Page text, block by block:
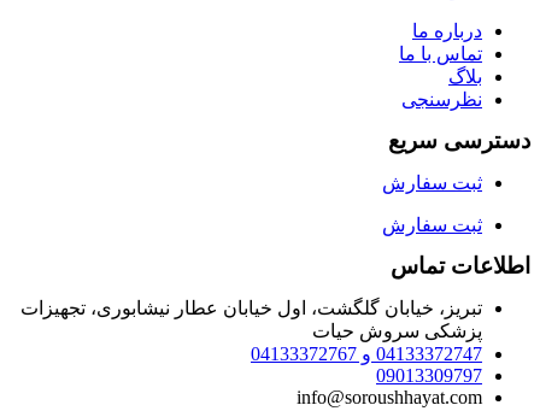
درباره ما
تماس با ما
بلاگ
نظرسنجی
دسترسی سریع
ثبت سفارش
ثبت سفارش
اطلاعات تماس
تبریز، خیابان گلگشت، اول خیابان عطار نیشابوری، تجهیزات
پزشکی سروش حیات
04133372747 و 04133372767
09013309797
info@soroushhayat.com